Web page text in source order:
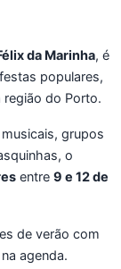
da Marinha, é
populares,
região do Porto.
grupos
o
entre 9 e 12 de
de verão com
agenda.